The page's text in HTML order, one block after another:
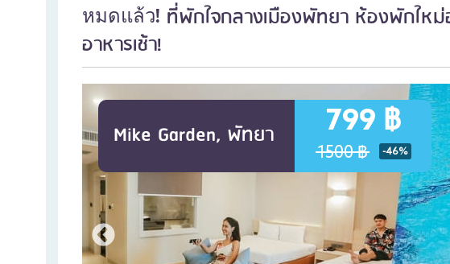
หมดแล้ว! ที่พักใจกลางเมืองพัทยา ห้องพักให
อาหารเช้า!
Mike Garden, พัทยา 799 ฿
1500 ฿ -46%